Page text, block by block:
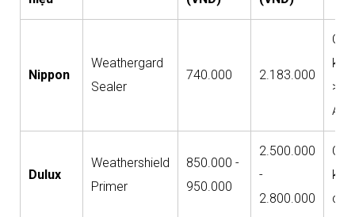
Nippon
Weathergard
Sealer
740.000 2.183.000
Dulux
Weathershield
Primer
850.000 -
950.000
2.500.000
-
2.800.000